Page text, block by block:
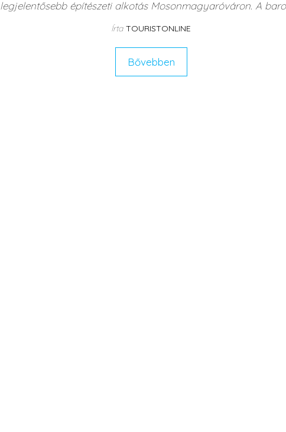
legjelentősebb építészeti alkotás Mosonmagyaróváron. A
Írta TOURISTONLINE
Bővebben